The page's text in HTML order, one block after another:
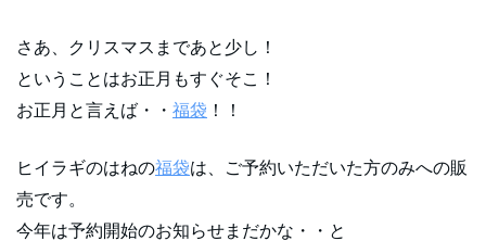
さあ、クリスマスまであと少し！
ということはお正月もすぐそこ！
お正月と言えば・・ 福袋 ！！
ヒイラギのはねの福袋は、ご予約いただいた方のみへの販
売です。
今年は予約開始のお知らせまだかな・・と